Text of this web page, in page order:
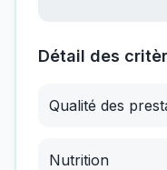
Détail des
Qualité des
Nutrition